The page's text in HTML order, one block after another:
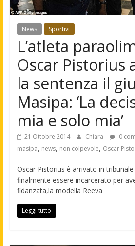
News Sportivi
L’atleta
Oscar Pistorius
la sentenza il
Masipa: ‘La
mia e solo mia’
21 Ottobre 2014 Chiara 0
masipa, news, non colpevole, Oscar
Oscar Pistorius è arrivato in
finalmente essere incarcerato per
fidanzata,la modella Reeva
Leggi tutto